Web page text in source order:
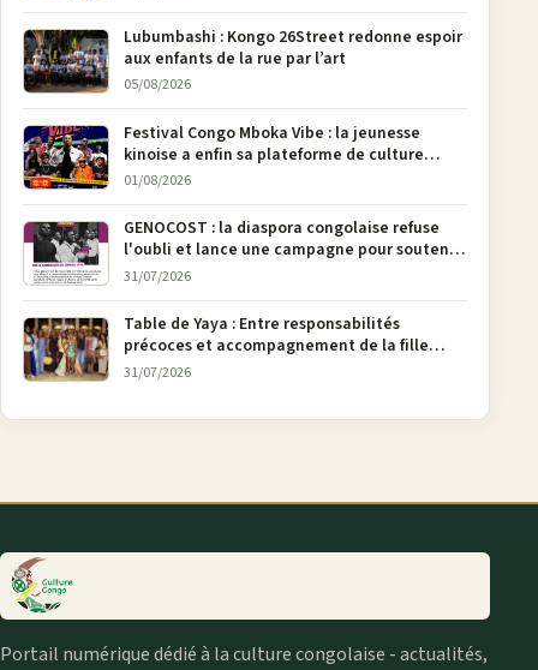
Lubumbashi : Kongo 26Street redonne espoir
aux enfants de la rue par l’art
05/08/2026
Festival Congo Mboka Vibe : la jeunesse
kinoise a enfin sa plateforme de culture
urbaine
01/08/2026
GENOCOST : la diaspora congolaise refuse
l'oubli et lance une campagne pour soutenir
la pétition FONAREV depuis Bruxelles
31/07/2026
Table de Yaya : Entre responsabilités
précoces et accompagnement de la fille
aînée, la diaspora en débat
31/07/2026
Portail numérique dédié à la culture congolaise - actualités,